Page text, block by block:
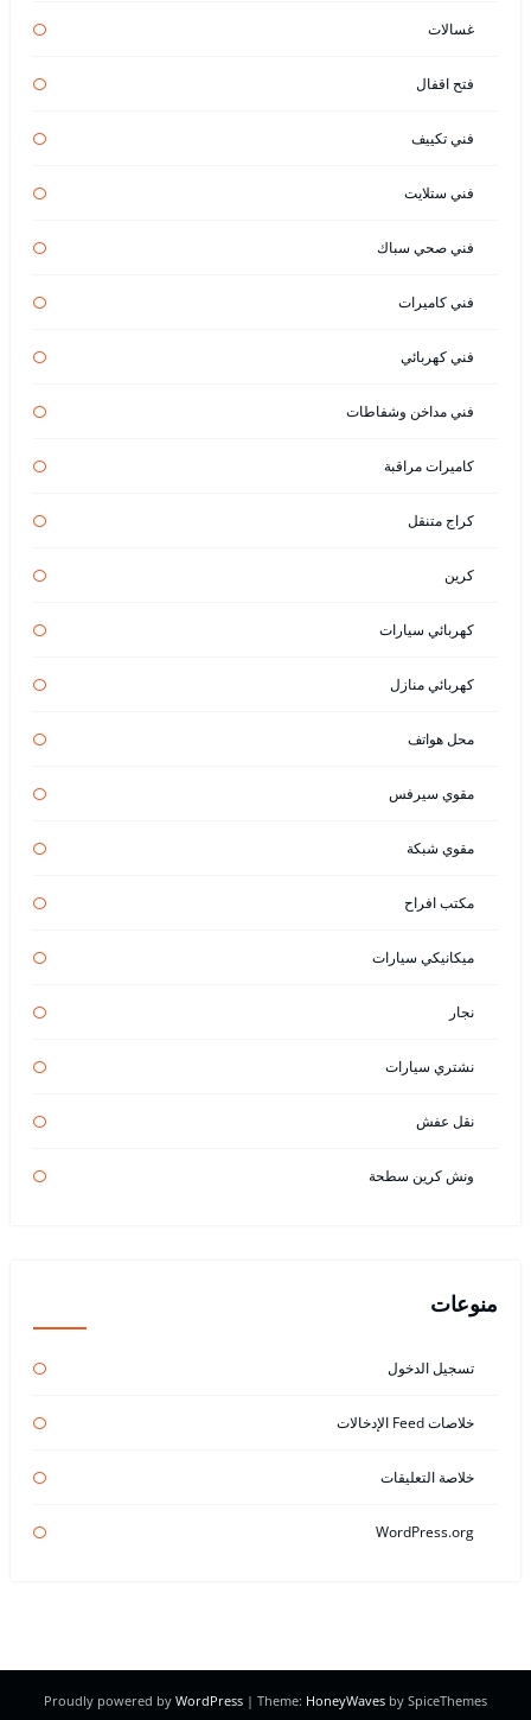
غسالات
فتح اقفال
فني تكييف
فني ستلايت
فني صحي سباك
فني كاميرات
فني كهربائي
فني مداخن وشفاطات
كاميرات مراقبة
كراج متنقل
كرين
كهربائي سيارات
كهربائي منازل
محل هواتف
مقوي سيرفس
مقوي شبكة
مكتب افراح
ميكانيكي سيارات
نجار
نشتري سيارات
نقل عفش
ونش كرين سطحة
منوعات
تسجيل الدخول
خلاصات Feed الإدخالات
خلاصة التعليقات
WordPress.org
Proudly powered by WordPress | Theme: HoneyWaves by SpiceThemes